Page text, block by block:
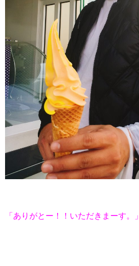
「ありがとー！！いただきまーす。」